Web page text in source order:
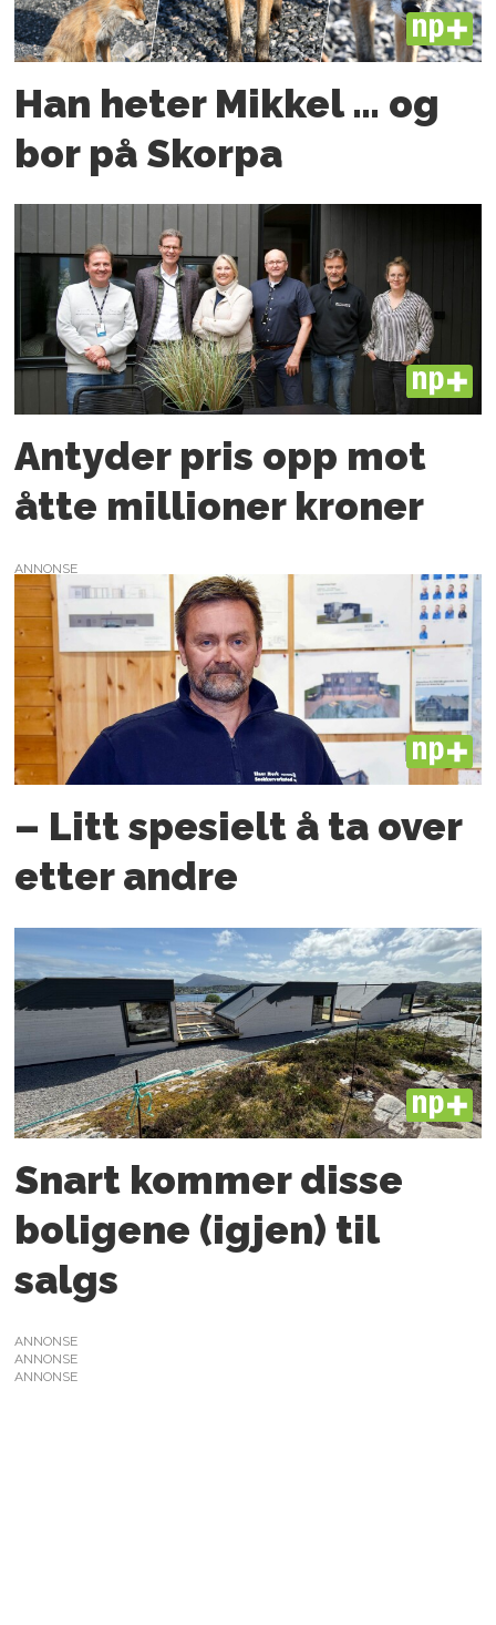
PLUS
Han heter Mikkel … og
bor på Skorpa
PLUS
Antyder pris opp mot
åtte millioner kroner
ANNONSE
PLUS
– Litt spesielt å ta over
etter andre
PLUS
Snart kommer disse
boligene (igjen) til
salgs
ANNONSE
ANNONSE
ANNONSE